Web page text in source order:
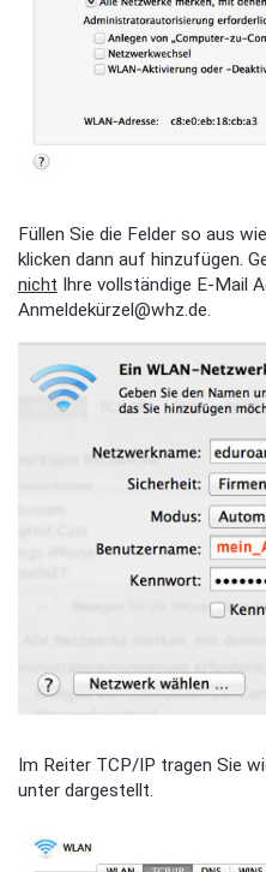
Füllen Sie die Felder so aus
klicken dann auf hinzufügen.
nicht Ihre vollständige E-Mail
Anmeldekürzel@whz.de.
Im Reiter TCP/IP tragen Sie
unter dargestellt.